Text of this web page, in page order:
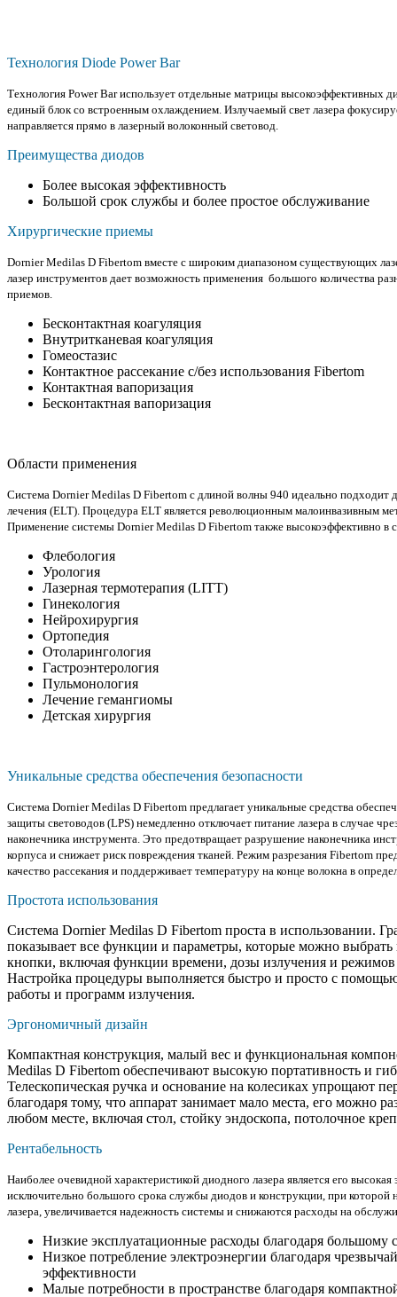
Технология Diode Power Bar
Технология Power Bar использует отдельные матрицы высокоэффективных
единый блок со встроенным охлаждением. Излучаемый свет лазера
направляется прямо в лазерный волоконный световод.
Преимущества диодов
Более высокая эффективность
Большой срок службы и более простое обслуживание
Хирургические приемы
Dornier Medilas D Fibertom вместе с широким диапазоном существующих
лазер инструментов дает возможность применения большого количества
приемов.
Бесконтактная коагуляция
Внутритканевая коагуляция
Гомеостазис
Контактное рассекание с/без использования Fibertom
Контактная вапоризация
Бесконтактная вапоризация
Области применения
Система Dornier Medilas D Fibertom с длиной волны 940 идеально подходит
лечения (ELT). Процедура ELT является революционным малоинвазивным
Применение системы Dornier Medilas D Fibertom также высокоэффективно в
Флебология
Урология
Лазерная термотерапия (LITT)
Гинекология
Нейрохирургия
Ортопедия
Отоларингология
Гастроэнтерология
Пульмонология
Лечение гемангиомы
Детская хирургия
Уникальные средства обеспечения безопасности
Система Dornier Medilas D Fibertom предлагает уникальные средства
защиты световодов (LPS) немедленно отключает питание лазера в случае
наконечника инструмента. Это предотвращает разрушение наконечника
корпуса и снижает риск повреждения тканей. Режим разрезания Fibertom
качество рассекания и поддерживает температуру на конце волокна в
Простота использования
Система Dornier Medilas D Fibertom проста в использовании.
показывает все функции и параметры, которые можно
кнопки, включая функции времени, дозы излучения и
Настройка процедуры выполняется быстро и просто с
работы и программ излучения.
Эргономичный дизайн
Компактная конструкция, малый вес и функциональная
Medilas D Fibertom обеспечивают высокую портативность и
Телескопическая ручка и основание на колесиках упрощают
благодаря тому, что аппарат занимает мало места, его можно
любом месте, включая стол, стойку эндоскопа, потолочное
Рентабельность
Наиболее очевидной характеристикой диодного лазера является его
исключительно большого срока службы диодов и конструкции, при которой
лазера, увеличивается надежность системы и снижаются расходы на
Низкие эксплуатационные расходы благодаря большому
Низкое потребление электроэнергии благодаря
эффективности
Малые потребности в пространстве благодаря